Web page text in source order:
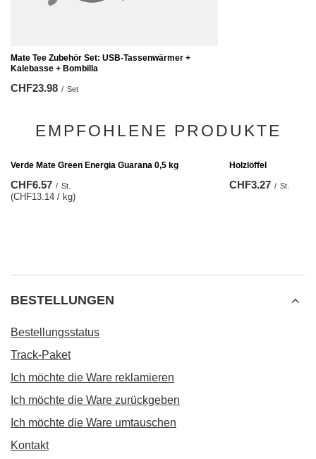
Mate Tee Zubehör Set: USB-Tassenwärmer +
Kalebasse + Bombilla
CHF23.98 / Set
EMPFOHLENE PRODUKTE
Verde Mate Green Energia Guarana 0,5 kg
CHF6.57
(CHF13.14 / kg)
Holzlöffel
CHF3.27 / St.
BESTELLUNGEN